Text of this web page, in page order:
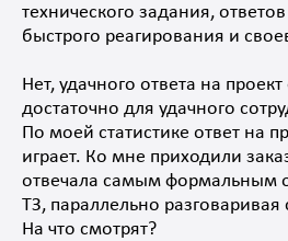
технического задания,
быстрого реагирования и
Нет, удачного ответа на
достаточно для удачного
По моей статистике ответ на
играет. Ко мне приходили
отвечала самым формальным
ТЗ, параллельно
На что смотрят?